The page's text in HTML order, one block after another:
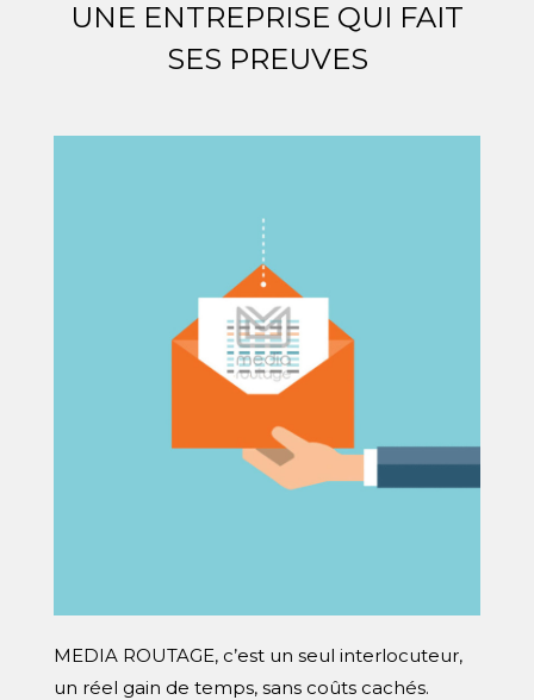
UNE ENTREPRISE QUI FAIT
SES PREUVES
MEDIA ROUTAGE, c’est un seul interlocuteur,
un réel gain de temps, sans coûts cachés.